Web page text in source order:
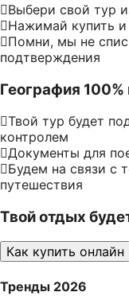
Выбери свой тур
Нажимай купить и
Помни, мы не
подтверждения
География 100%
Твой тур будет
контролем
Документы для
Будем на связи с
путешествия
Твой отдых
Как купить онлайн
Тренды 2026